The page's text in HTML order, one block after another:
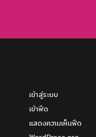
เข้าสู่ระบบ
เข้าฟีด
แสดงความเห็นฟีด